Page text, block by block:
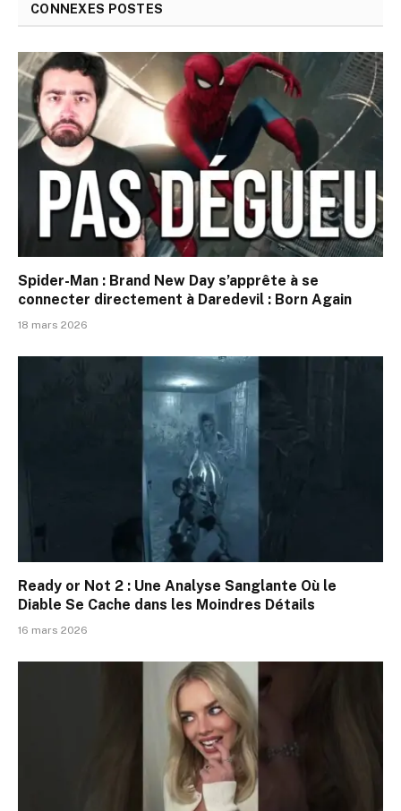
CONNEXES POSTES
Spider-Man : Brand New Day s’apprête à se
connecter directement à Daredevil : Born Again
18 mars 2026
Ready or Not 2 : Une Analyse Sanglante Où le
Diable Se Cache dans les Moindres Détails
16 mars 2026